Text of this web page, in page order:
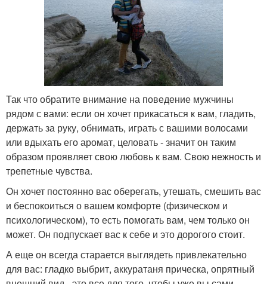
Так что обратите внимание на поведение мужчины
рядом с вами: если он хочет прикасаться к вам, гладить,
держать за руку, обнимать, играть с вашими волосами
или вдыхать его аромат, целовать - значит он таким
образом проявляет свою любовь к вам. Свою нежность и
трепетные чувства.
Он хочет постоянно вас оберегать, утешать, смешить вас
и беспокоиться о вашем комфорте (физическом и
психологическом), то есть помогать вам, чем только он
может. Он подпускает вас к себе и это дорогого стоит.
А еще он всегда старается выглядеть привлекательно
для вас: гладко выбрит, аккуратаня прическа, опрятный